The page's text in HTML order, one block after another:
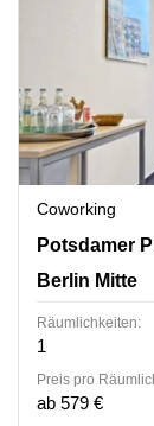
Coworking
Potsdamer
Potsdamer
Berlin Mitte
Räumlichkeiten:
1
Preis pro
ab 579 €